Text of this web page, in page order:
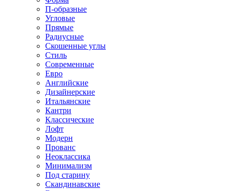
П-образные
Угловые
Прямые
Радиусные
Скошенные углы
Стиль
Современные
Евро
Английские
Дизайнерские
Итальянские
Кантри
Классические
Лофт
Модерн
Прованс
Неоклассика
Минимализм
Под старину
Скандинавские